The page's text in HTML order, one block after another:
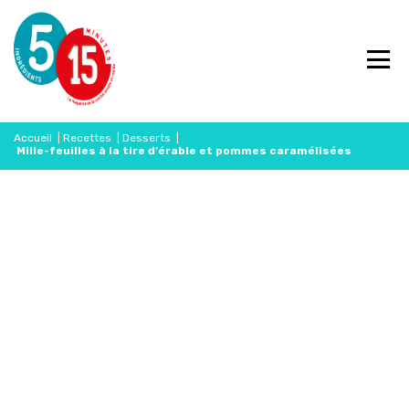
Accueil Recettes Desserts
Mille-feuilles à la tire d’érable et pommes caramélisées